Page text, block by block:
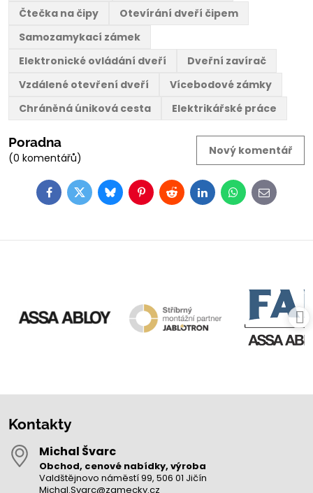
Čtečka na čipy
Otevírání dveří čipem
Samozamykací zámek
Elektronické ovládání dveří
Dveřní zavírač
Vzdálené otevření dveří
Vícebodové zámky
Chráněná úniková cesta
Elektrikářské práce
Poradna
(0 komentářů)
Nový komentář
FacebookTwitterBlueskyPinterestRedditLinkedInWhatsApp
E-
mail
Kontakty
Michal Švarc
Obchod, cenové nabídky, výroba
Valdštějnovo náměstí 99, 506 01 Jičín
Michal.Svarc@zamecky.cz